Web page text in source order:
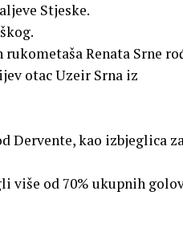
Stjeske.
Renata Srne
otac Uzeir Srna iz
Dervente, kao izbjeglica
više od 70% ukupnih